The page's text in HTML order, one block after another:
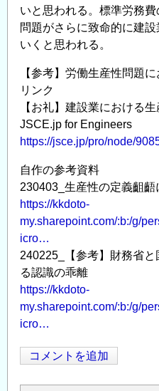
いと思われる。標準労務
問題がさらに致命的に建
いくと思われる。
【参考】労働生産性問題
リンク
【お礼】建設業における
JSCE.jp for Engineers
https://jsce.jp/pro/node/
自作の参考資料
230403_生産性の定義齟
https://kkdoto-
my.sharepoint.com/:b:/g/
icro…
240225_【参考】財務省
る認識の乖離
https://kkdoto-
my.sharepoint.com/:b:/g/
icro…
コメントを追加